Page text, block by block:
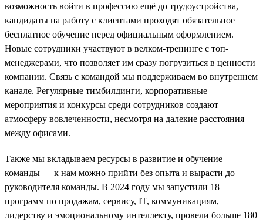
возможность войти в профессию ещё до трудоустройства,
кандидаты на работу с клиентами проходят обязательное
бесплатное обучение перед официальным оформлением.
Новые сотрудники участвуют в велком-тренинге с топ-
менеджерами, что позволяет им сразу погрузиться в ценности
компании. Связь с командой мы поддерживаем во внутреннем
канале. Регулярные тимбилдинги, корпоративные
мероприятия и конкурсы среди сотрудников создают
атмосферу вовлеченности, несмотря на далекие расстояния
между офисами.
Также мы вкладываем ресурсы в развитие и обучение
команды — к нам можно прийти без опыта и вырасти до
руководителя команды. В 2024 году мы запустили 18
программ по продажам, сервису, IT, коммуникациям,
лидерству и эмоциональному интеллекту, провели больше 180